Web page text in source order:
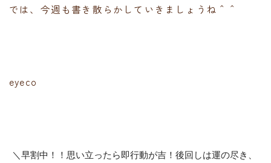
では、今週も書き散らかしていきましょうね＾＾
eyeco
＼早割中！！思い立ったら即行動が吉！後回しは運の尽き、